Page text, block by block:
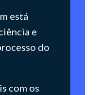
está
e
do
com os